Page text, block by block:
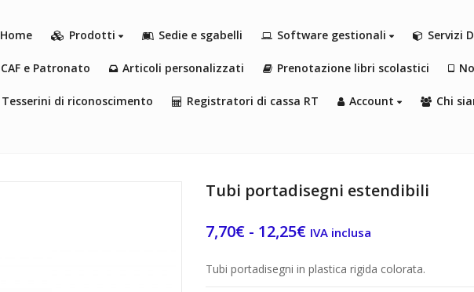
Home Prodotti Sedie e sgabelli Software gestionali Servizi
CAF e Patronato Articoli personalizzati Prenotazione libri scolastici
Tesserini di riconoscimento Registratori di cassa RT Account Chi
Tubi portadisegni estendibili
7,70€ - 12,25€Fascia
prezzo:
IVA inclusa
Tubi portadisegni in plastica rigida colorata.